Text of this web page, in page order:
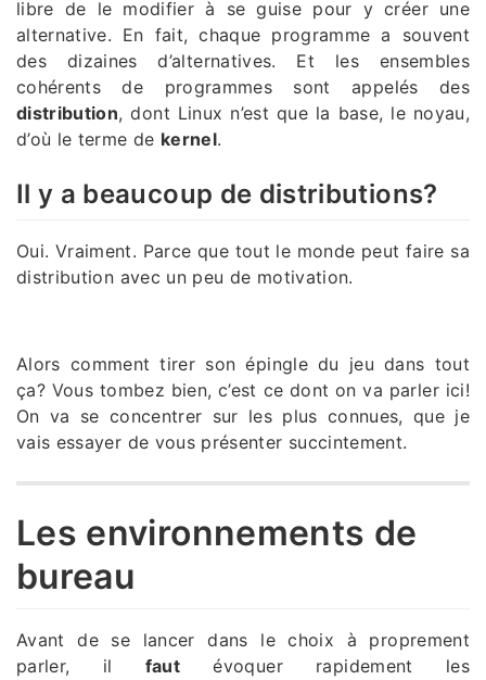
libre de le modifier à se guise pour y créer une
alternative. En fait, chaque programme a souvent
des dizaines d’alternatives. Et les ensembles
cohérents de programmes sont appelés des
distribution, dont Linux n’est que la base, le noyau,
d’où le terme de kernel.
Il y a beaucoup de distributions?
Oui. Vraiment. Parce que tout le monde peut faire sa
distribution avec un peu de motivation.
Alors comment tirer son épingle du jeu dans tout
ça? Vous tombez bien, c’est ce dont on va parler ici!
On va se concentrer sur les plus connues, que je
vais essayer de vous présenter succintement.
Les environnements de
bureau
Avant de se lancer dans le choix à proprement
parler, il faut évoquer rapidement les